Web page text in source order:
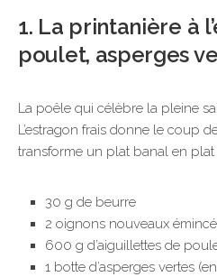
1. La printanière à
poulet, asperges
La poêle qui célèbre la pleine
L’estragon frais donne le coup
transforme un plat banal en plat
30 g de beurre
2 oignons nouveaux
600 g d’aiguillettes de
1 botte d’asperges vertes